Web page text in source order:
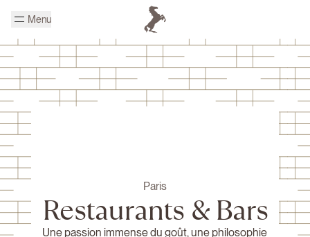
Page d'accueil Cheval Blanc
Menu
Paris
Restaurants & Bars
Une passion immense du goût, une philosophie